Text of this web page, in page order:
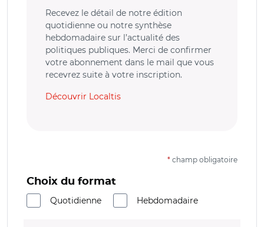
Recevez le détail de notre édition
quotidienne ou notre synthèse
hebdomadaire sur l’actualité des
politiques publiques. Merci de confirmer
votre abonnement dans le mail que vous
recevrez suite à votre inscription.
Découvrir Localtis
* champ obligatoire
Choix du format
Quotidienne
Hebdomadaire